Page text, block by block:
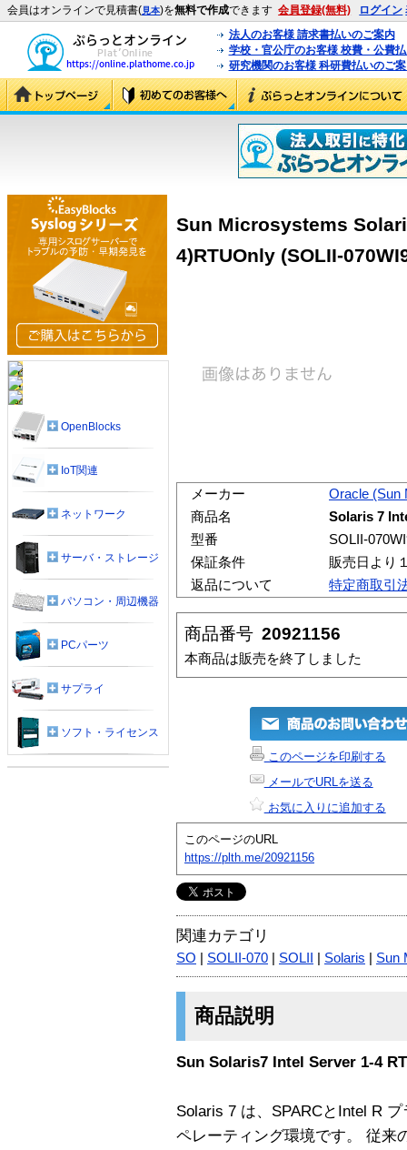
会員はオンラインで見積書(見本)を無料で作成できます 会員登録(無料) ログイン
法人のお客様 請求書払いのご案内
学校・官公庁のお客様 校費・公費
研究機関のお客様 科研費払いのご
Sun Microsystems
4)RTUOnly (SOLII-
メーカー
Oracle (Sun
商品名
Solaris 7
型番
SOLII-
保証条件
販売日より
返品について
特定商取引
商品番号 20921156
本商品は販売を終了しました
このページを印刷する
メールでURLを送る
お気に入りに追加する
このページのURL
https://plth.me/20921156
関連カテゴリ
SO SOLII-070 SOLII Solaris Sun
商品説明
Sun Solaris7 Intel Server 1-4
Solaris 7 は、SPARCとIntel R
ペレーティング環境です。 従来
OpenBlocks
IoT関連
ネットワーク
サーバ・ストレージ
パソコン・周辺機器
PCパーツ
サプライ
ソフト・ライセンス